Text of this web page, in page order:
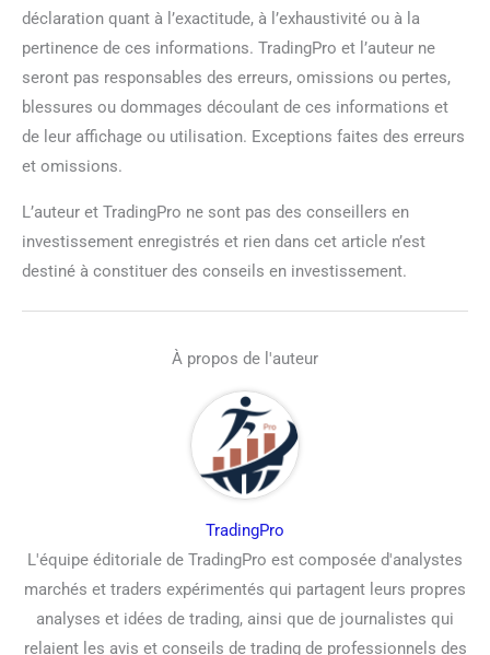
déclaration quant à l’exactitude, à l’exhaustivité ou à la
pertinence de ces informations. TradingPro et l’auteur ne
seront pas responsables des erreurs, omissions ou pertes,
blessures ou dommages découlant de ces informations et
de leur affichage ou utilisation. Exceptions faites des erreurs
et omissions.
L’auteur et TradingPro ne sont pas des conseillers en
investissement enregistrés et rien dans cet article n’est
destiné à constituer des conseils en investissement.
À propos de l'auteur
TradingPro
L'équipe éditoriale de TradingPro est composée d'analystes
marchés et traders expérimentés qui partagent leurs propres
analyses et idées de trading, ainsi que de journalistes qui
relaient les avis et conseils de trading de professionnels des